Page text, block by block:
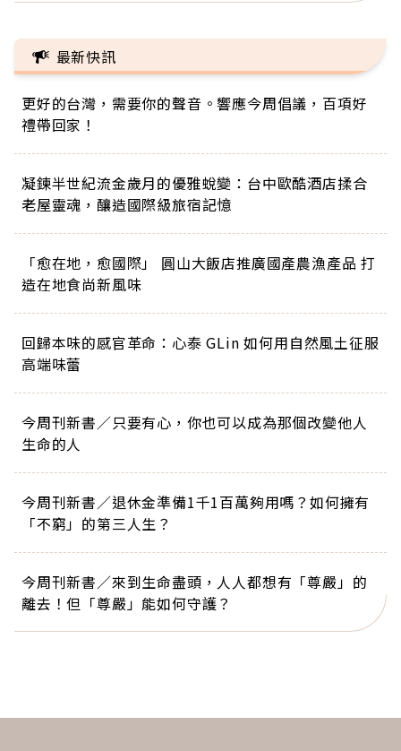
最新快訊
更好的台灣，需要你的聲音。響應今周倡議，百項好
禮帶回家！
凝鍊半世紀流金歲月的優雅蛻變：台中歐酷酒店揉合
老屋靈魂，釀造國際級旅宿記憶
「愈在地，愈國際」 圓山大飯店推廣國產農漁產品 打
造在地食尚新風味
回歸本味的感官革命：心泰 GLin 如何用自然風土征服
高端味蕾
今周刊新書／只要有心，你也可以成為那個改變他人
生命的人
今周刊新書／退休金準備1千1百萬夠用嗎？如何擁有
「不窮」的第三人生？
今周刊新書／來到生命盡頭，人人都想有「尊嚴」的
離去！但「尊嚴」能如何守護？